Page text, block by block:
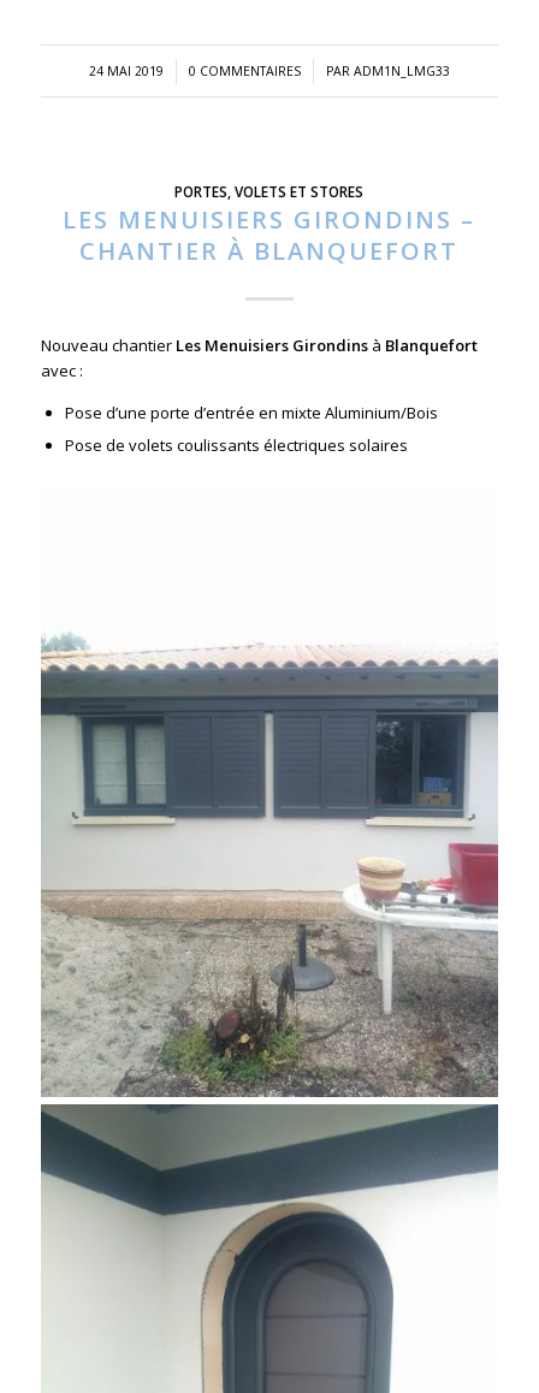
24 MAI 2019
/ 0 COMMENTAIRES
/ PAR ADM1N_LMG33
PORTES ,VOLETS ET STORES
LES MENUISIERS GIRONDINS –
CHANTIER À BLANQUEFORT
Nouveau chantier Les Menuisiers Girondinsà Blanquefort
avec :
Pose d’une porte d’entrée en mixte Aluminium/Bois
Pose de volets coulissants électriques solaires